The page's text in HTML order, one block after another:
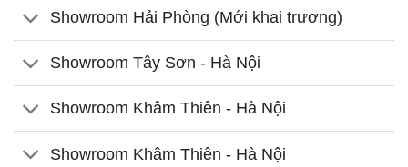
Showroom Hải Phòng (Mới khai trương)
Showroom Tây Sơn - Hà Nội
Showroom Khâm Thiên - Hà Nội
Showroom Khâm Thiên - Hà Nội